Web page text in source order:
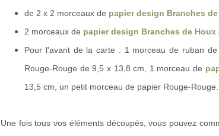
de 2 x 2 morceaux de papier design Branches
2 morceaux de papier design Branches de Houx
Pour l'avant de la carte : 1 morceau de ruban
Rouge-Rouge de 9,5 x 13,8 cm, 1 morceau de
13,5 cm, un petit morceau de papier Rouge-Rouge.
Une fois tous vos éléments découpés, vous pouvez